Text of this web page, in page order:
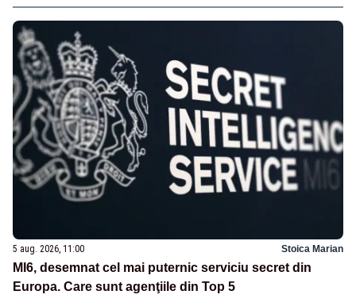
5 aug. 2026, 11:00 Stoica Marian
MI6, desemnat cel mai puternic serviciu secret din
Europa. Care sunt agenţiile din Top 5